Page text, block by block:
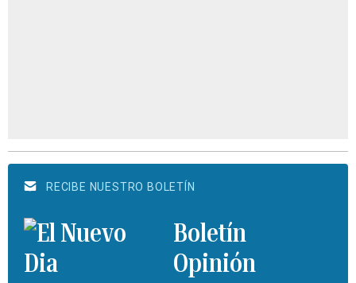
RECIBE NUESTRO BOLETÍN
Boletín
Opinión